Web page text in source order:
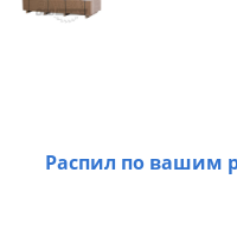
Распил по вашим